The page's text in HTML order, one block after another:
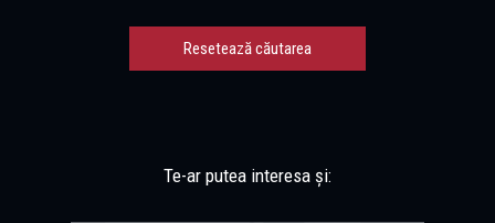
Resetează căutarea
Te-ar putea interesa și: